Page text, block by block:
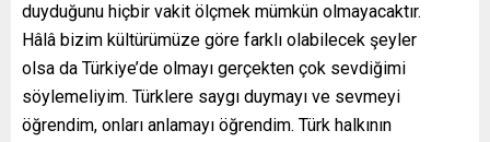
duyduğunu hiçbir vakit ölçmek mümkün olmayacaktır.
Hâlâ bizim kültürümüze göre farklı olabilecek şeyler
olsa da Türkiye’de olmayı gerçekten çok sevdiğimi
söylemeliyim. Türklere saygı duymayı ve sevmeyi
öğrendim, onları anlamayı öğrendim. Türk halkının